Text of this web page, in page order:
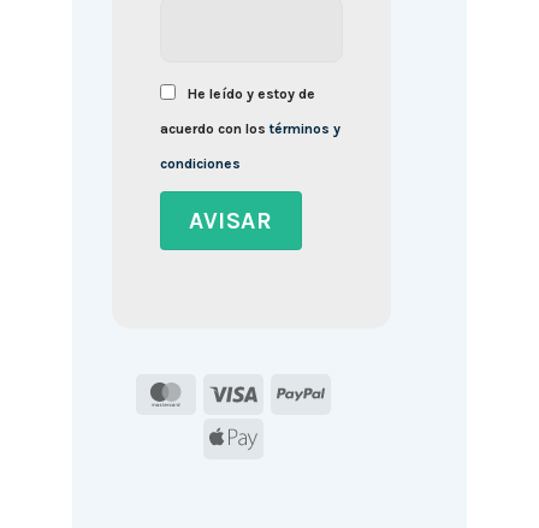
He leído y estoy de
acuerdo con lostérminos y
condiciones
MasterCard
Visa
PayPal
Apple